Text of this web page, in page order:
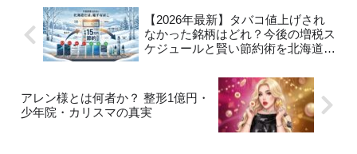
【2026年最新】タバコ値上げされ
なかった銘柄はどれ？今後の増税ス
ケジュールと賢い節約術を北海道の
アレン様とは何者か？ 整形1億円・
少年院・カリスマの真実